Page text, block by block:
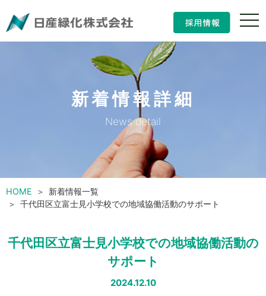
ナ
ビ
ゲ
新着情報詳細
News detail
HOME
新着情報一覧
千代田区立富士見小学校での地域協働活動のサポート
千代田区立富士見小学校での地域協働活動の
サポート
2024.12.10